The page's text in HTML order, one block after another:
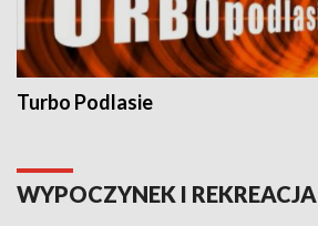
Turbo Podlasie
WYPOCZYNEK I REKREACJA